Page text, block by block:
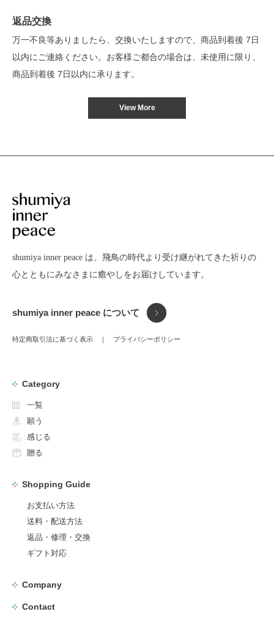
返品交換
万一不良等ありましたら、交換いたしますので、商品到着後 7日
以内にご連絡ください。お客様ご都合の場合は、未使用に限り、
商品到着後 7日以内に承ります。
View More
shumiya inner peace は、飛鳥の時代より受け継がれてきた祈りの
心とともにみなさまに癒やしをお届けしています。
shumiya inner peace について
特定商取引法に基づく表示 プライバシーポリシー
Category
一覧
願う
感じる
贈る
Shopping Guide
お支払い方法
送料・配送方法
返品・修理・交換
ギフト対応
Company
Contact